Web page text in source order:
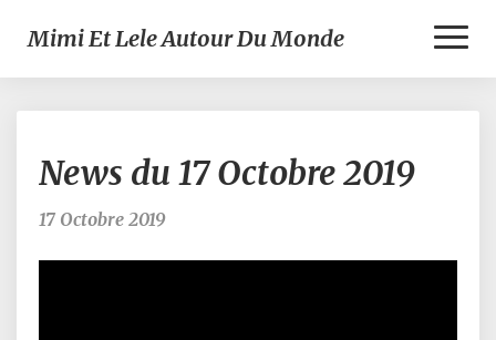
Mimi Et Lele Autour Du Monde
du
17
News du 17 Octobre 2019
17 Octobre 2019